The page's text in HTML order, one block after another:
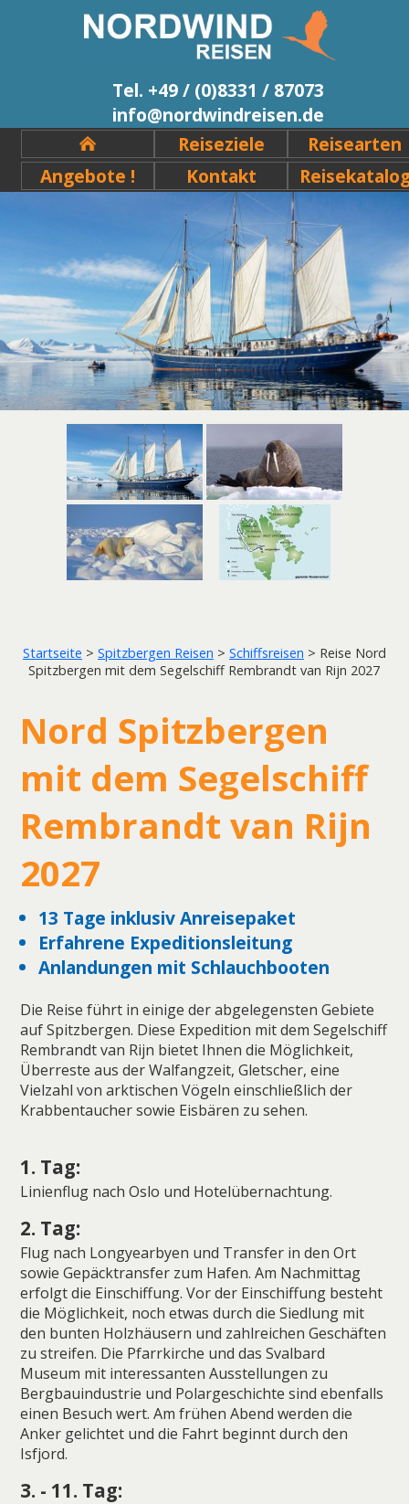
Tel. +49 / (0)8331 / 87073
info@nordwindreisen.de
Reiseziele
Reisearten
Angebote !
Kontakt
Startseite > Spitzbergen Reisen > Schiffsreisen > Reise Nord
Spitzbergen mit dem Segelschiff Rembrandt van Rijn 2027
Nord Spitzbergen
mit dem Segelschiff
Rembrandt van Rijn
2027
13 Tage inklusiv Anreisepaket
Erfahrene Expeditionsleitung
Anlandungen mit Schlauchbooten
Die Reise führt in einige der abgelegensten Gebiete
auf Spitzbergen. Diese Expedition mit dem Segelschiff
Rembrandt van Rijn bietet Ihnen die Möglichkeit,
Überreste aus der Walfangzeit, Gletscher, eine
Vielzahl von arktischen Vögeln einschließlich der
Krabbentaucher sowie Eisbären zu sehen.
1. Tag:
Linienflug nach Oslo und Hotelübernachtung.
2. Tag:
Flug nach Longyearbyen und Transfer in den Ort
sowie Gepäcktransfer zum Hafen. Am Nachmittag
erfolgt die Einschiffung. Vor der Einschiffung besteht
die Möglichkeit, noch etwas durch die Siedlung mit
den bunten Holzhäusern und zahlreichen Geschäften
zu streifen. Die Pfarrkirche und das Svalbard
Museum mit interessanten Ausstellungen zu
Bergbauindustrie und Polargeschichte sind ebenfalls
einen Besuch wert. Am frühen Abend werden die
Anker gelichtet und die Fahrt beginnt durch den
Isfjord.
3. - 11. Tag: